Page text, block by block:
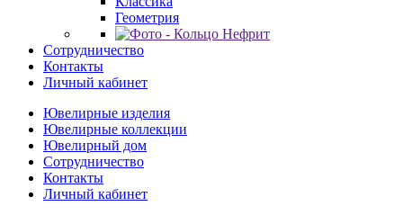
Геометрия
Сотрудничество
Контакты
Личный кабинет
Ювелирные изделия
Ювелирные коллекции
Ювелирный дом
Сотрудничество
Контакты
Личный кабинет